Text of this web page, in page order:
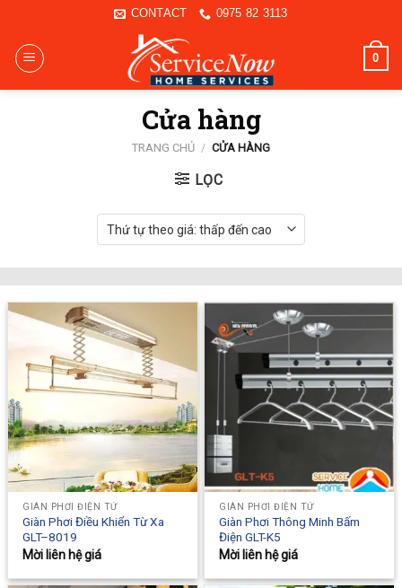
content
CONTACT 0975 82 3113
0
Cửa hàng
TRANG CHỦ / CỬA HÀNG
LỌC
GIÀN PHƠI ĐIỆN TỬ
Giàn Phơi Điều Khiển Từ Xa
GLT–8019
Mời liên hệ giá
GIÀN PHƠI ĐIỆN TỬ
Giàn Phơi Thông Minh Bấm
Điện GLT-K5
Mời liên hệ giá